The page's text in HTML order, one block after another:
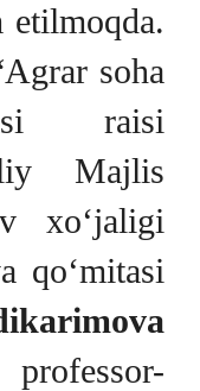
etilmoqda.
soha
raisi
Majlis
xo‘jaligi
qo‘mitasi